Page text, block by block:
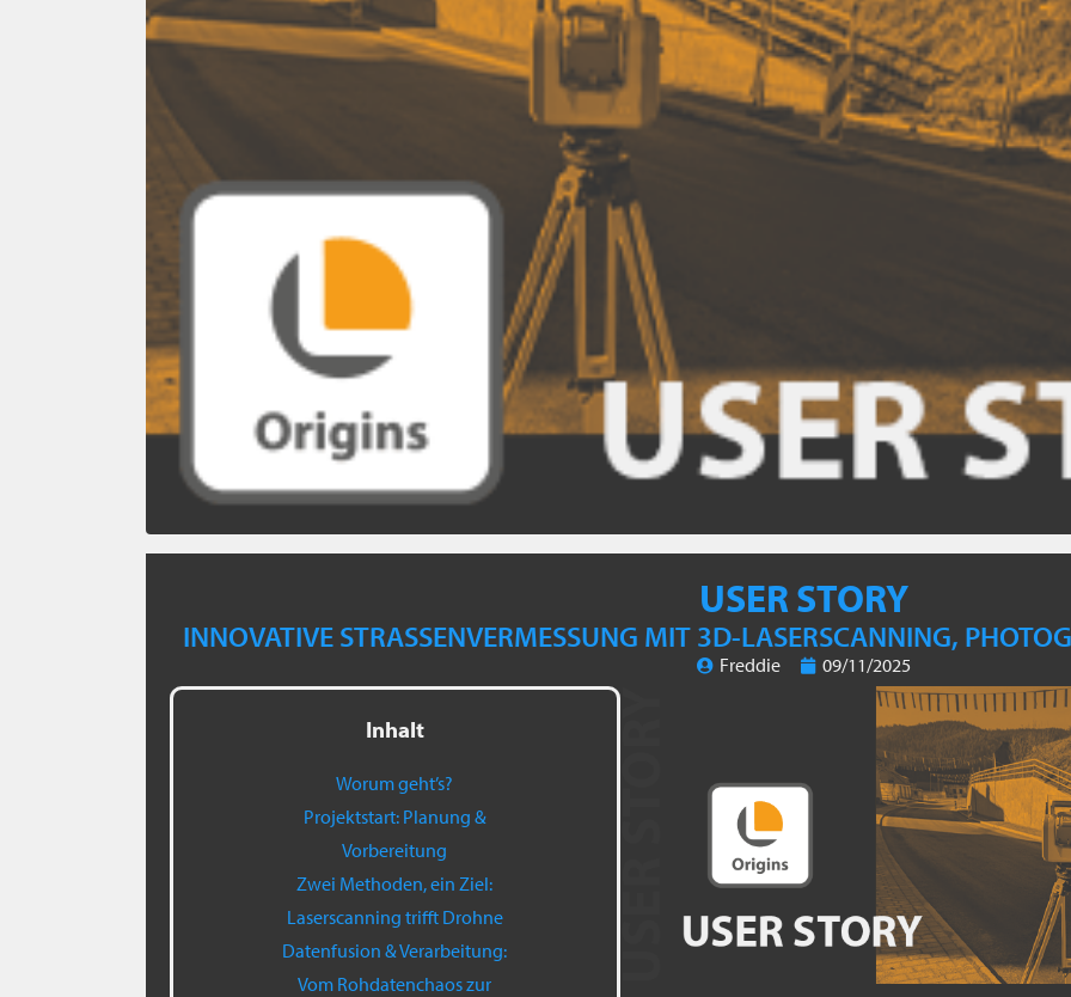
USER STORY
INNOVATIVE STRASSENVERMESSUNG MIT 3D-LASERSCANNING,
Freddie 09/11/2025
Inhalt
Worum geht’s?
Projektstart: Planung &
Vorbereitung
Zwei Methoden, ein Ziel:
Laserscanning trifft Drohne
Datenfusion & Verarbeitung:
Vom Rohdatenchaos zur